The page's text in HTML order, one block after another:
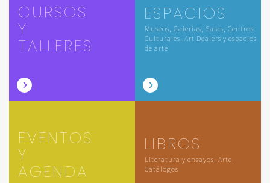
CURSOS
Y
TALLERES
ESPACIOS
Museos, Galerías, Salas, Centros
Culturales, Art Dealers y espacios
de arte
EVENTOS
Y
AGENDA
LIBROS
Literatura y ensayos, Arte,
Catálogos